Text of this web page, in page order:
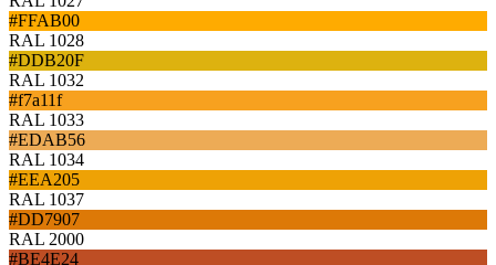
#FFAB00
RAL 1028
#DDB20F
RAL 1032
#f7a11f
RAL 1033
#EDAB56
RAL 1034
#EEA205
RAL 1037
#DD7907
RAL 2000
#BE4E24